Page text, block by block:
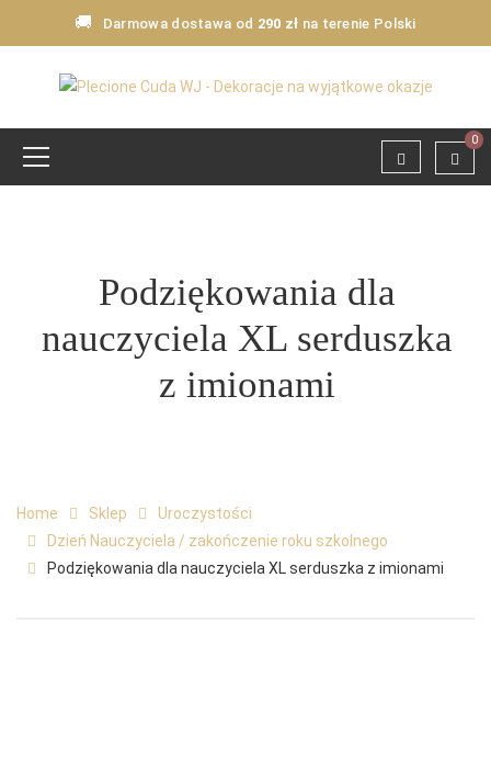
🚚 Darmowa dostawa od 290 zł na terenie Polski
0
Podziękowania dla
nauczyciela XL serduszka
z imionami
Home Sklep
Uroczystości
Dzień Nauczyciela / zakończenie roku szkolnego
Podziękowania dla nauczyciela XL serduszka z imionami